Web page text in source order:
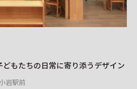
NEWS
HOW TO ORDER
もたちの日常に寄り添うデザイン
岩駅前